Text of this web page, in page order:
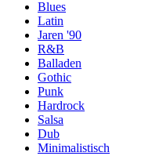
Blues
Latin
Jaren '90
R&B
Balladen
Gothic
Punk
Hardrock
Salsa
Dub
Minimalistisch